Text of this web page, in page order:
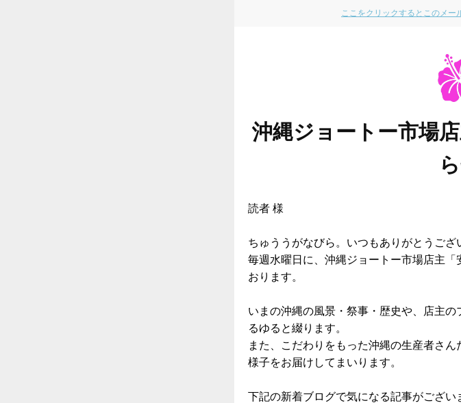
ここをクリックするとこのメー
沖縄ジョートー市場
読者 様
ちゅううがなびら。いつもありがとうござ
毎週水曜日に、沖縄ジョートー市場店主
おります。
いまの沖縄の風景・祭事・歴史や、店主
るゆると綴ります。
また、こだわりをもった沖縄の生産者さ
様子をお届けしてまいります。
下記の新着ブログで気になる記事がござ